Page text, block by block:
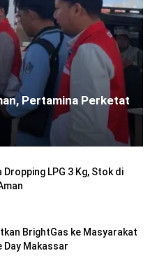
Pertamina Perketat
LPG 3 Kg, Stok di
BrightGas ke Masyarakat
Day Makassar